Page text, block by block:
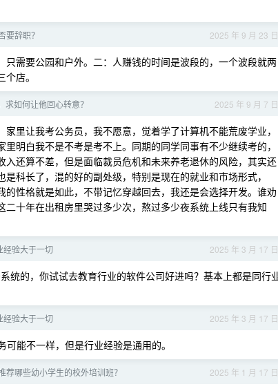
2025 年 9 月 23 日
要辞职？
需要公园和户外。二：人赚钱的时间是波段的，一个波段就两
店。
2025 年 9 月 7 日
如何让他回心转意？
里让我考公务员，我不愿意，觉着学了计算机不能荒废学业，
明白我不是不考是考不上。同期的同学同事有不少继续考的，
还算不差，但是面临裁员危机和未来养老退休的风险，其实还
科长了，混的好的副处级，特别是现在的就业和市场形式，
性格就是如此，不带记忆穿越回去，我还是会选择开发。谁劝
十年在出租房里哭过多少次，熬过多少夜系统上线只有我知
2025 年 3 月 17 日
经验大于一切
统的，你试试去教育行业的软件公司好进吗？基本上都是同行
2025 年 3 月 17 日
经验大于一切
能不一样，但是行业经验是通用的。
2025 年 1 月 17 日
荐哪些幼小学生的校外培训班？